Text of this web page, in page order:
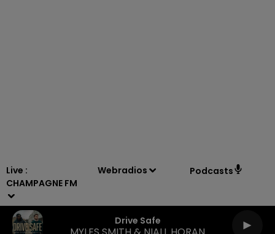
Live :
CHAMPAGNE FM
Webradios Podcasts
Drive Safe